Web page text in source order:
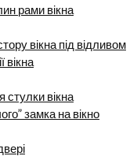
рами вікна
вікна під відливом
вікна
вікна
замка на вікно